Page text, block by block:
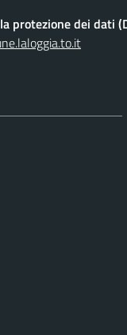
protezione dei dati